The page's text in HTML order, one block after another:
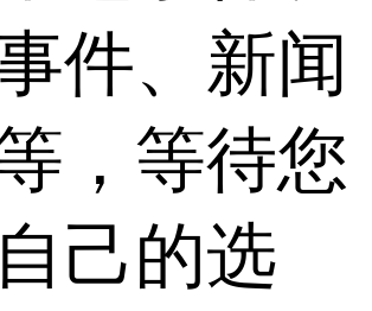
件、新闻
，等待您
己的选